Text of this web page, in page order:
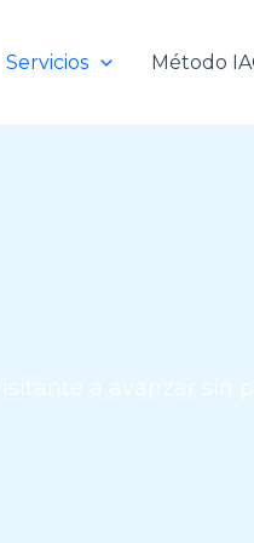
Servicios Método
a avanzar sin